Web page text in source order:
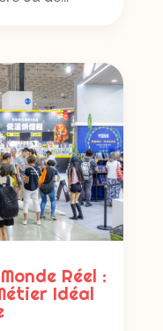
Réel :
Idéal